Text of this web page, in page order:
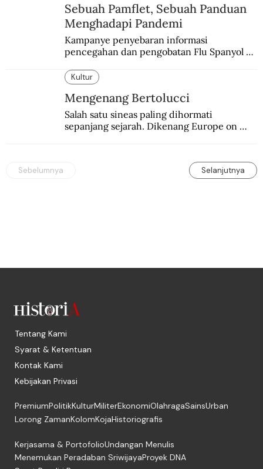
Sebuah Pamflet, Sebuah Panduan
Menghadapi Pandemi
Kampanye penyebaran informasi
pencegahan dan pengobatan Flu Spanyol di
Kultur
Mengenang Bertolucci
Salah satu sineas paling dihormati
sepanjang sejarah. Dikenang Europe on
Sebelumnya Selanjutnya
Tentang Kami
Syarat & Ketentuan
Kontak Kami
Kebijakan Privasi
PremiumPolitikKulturMiliterEkonomiOlahragaSainsUrban
Lorong ZamanKolomKojaHistoriografis
Kerjasama & PortofolioUndangan Menulis
Menemukan Peradaban SriwijayaProyek DNA